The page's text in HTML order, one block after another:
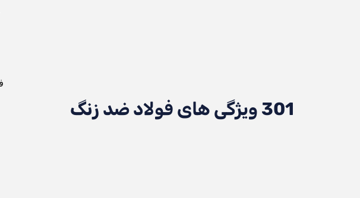
301 ویژگی های فولاد ضد زنگ